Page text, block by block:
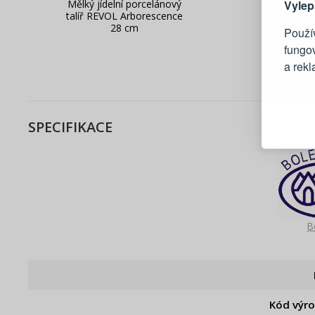
a
Mělký jídelní porcelánový
talíř REVOL Arborescence
28 cm
SPECIFIKACE
Kód
Živý